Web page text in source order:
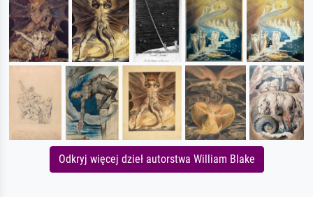
Odkryj więcej dzieł autorstwa William Blake